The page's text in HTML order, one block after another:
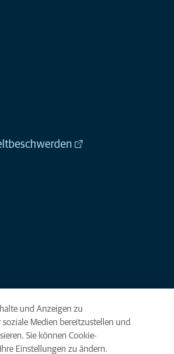
und Anzeigen zu
Medien bereitzustellen und
Sie können Cookie-
Einstellungen zu ändern.